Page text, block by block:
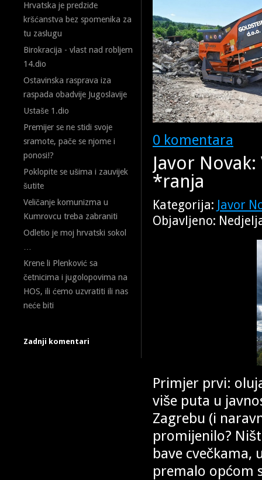
Hrvatska je predziđe
kršćanstva bez spomenika za
tu zaslugu
Birokracija - vlast nad robljem
14.dio
Ostavinska rasprava iza
raspada obadvije Jugoslavije
Ustaše 1.dio
Premijer se ne stidi svoje
sramote, pače se njome i
ponosi!?
Poklopite se ušima i zauvijek
šutite
Veličanje komunizma u
Kumrovcu treba zabraniti
Odletio je moj hrvatski sokol
Krene li Plenković sa
četnicima i jugolopovima na
HOS, ili ćemo uzvratiti ili nas
neće biti
Zadnji komentari
0 komentara
Javor
*ranja
Kategorija: Javor
Objavljeno:
Primjer prvi:
više puta u
Zagrebu (i
promijenilo?
bave cvečkama,
premalo općom